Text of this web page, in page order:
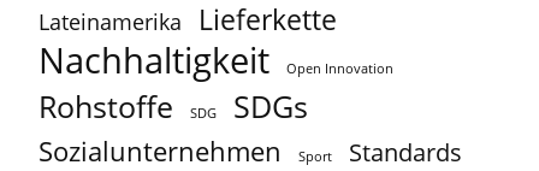
Lateinamerika Lieferkette
Nachhaltigkeit Open Innovation
Rohstoffe SDG SDGs
Sozialunternehmen Sport Standards